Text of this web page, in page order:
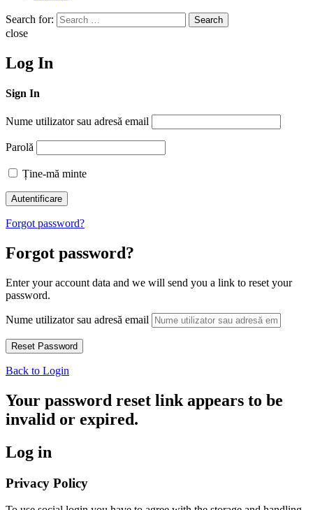
Search for: Search
close
Log In
Sign In
Nume utilizator sau adresă email
Parolă
Ține-mă minte
Forgot password?
Forgot password?
Enter your account data and we will send you a link to reset your
password.
Nume utilizator sau adresă email
Back to Login
Your password reset link appears to be
invalid or expired.
Log in
Privacy Policy